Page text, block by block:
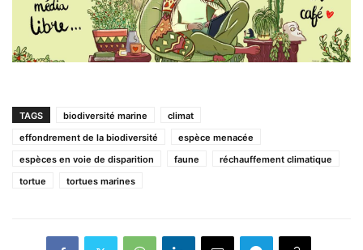
TAGS biodiversité marine
climat
effondrement de la biodiversité
espèce menacée
espèces en voie de disparition
faune
réchauffement climatique
tortue
tortues marines